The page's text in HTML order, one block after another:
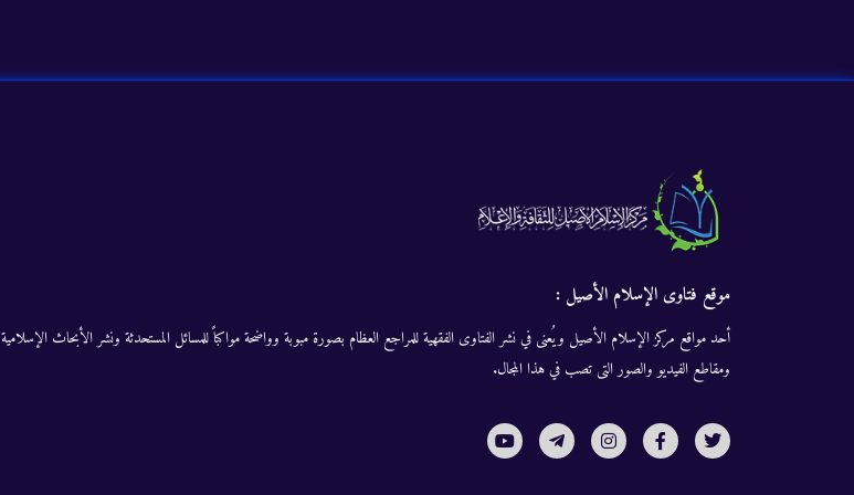
موقع فتاوى الإسلام الأصيل :
أحد مواقع مركز الإسلام الأصيل ويُعنى في نشر الفتاوى الفقهية للمراجع العظام بصورة مبوبة وواضحة مواكباً للمسائل المستحدثة ونشر الأبحاث الإسلامية
ومقاطع الفيديو والصور التى تصب في هذا المجال.